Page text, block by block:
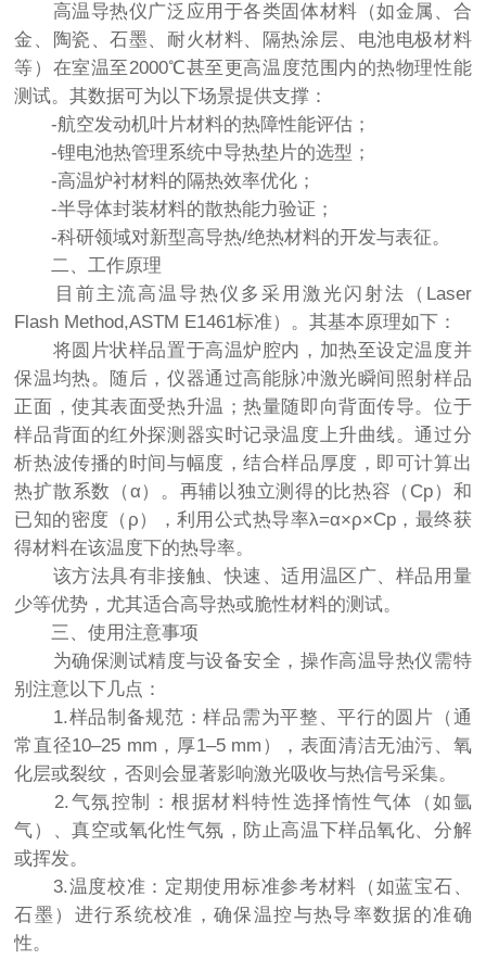
高温导热仪广泛应用于各类固体材料（如金属、合
金、陶瓷、石墨、耐火材料、隔热涂层、电池电极材料
等）在室温至2000℃甚至更高温度范围内的热物理性能
测试。其数据可为以下场景提供支撑：
-航空发动机叶片材料的热障性能评估；
-锂电池热管理系统中导热垫片的选型；
-高温炉衬材料的隔热效率优化；
-半导体封装材料的散热能力验证；
-科研领域对新型高导热/绝热材料的开发与表征。
二、工作原理
目前主流高温导热仪多采用激光闪射法（Laser
Flash Method,ASTM E1461标准）。其基本原理如下：
将圆片状样品置于高温炉腔内，加热至设定温度并
保温均热。随后，仪器通过高能脉冲激光瞬间照射样品
正面，使其表面受热升温；热量随即向背面传导。位于
样品背面的红外探测器实时记录温度上升曲线。通过分
析热波传播的时间与幅度，结合样品厚度，即可计算出
热扩散系数（α）。再辅以独立测得的比热容（Cp）和
已知的密度（ρ），利用公式热导率λ=α×ρ×Cp，最终获
得材料在该温度下的热导率。
该方法具有非接触、快速、适用温区广、样品用量
少等优势，尤其适合高导热或脆性材料的测试。
三、使用注意事项
为确保测试精度与设备安全，操作高温导热仪需特
别注意以下几点：
1.样品制备规范：样品需为平整、平行的圆片（通
常直径10–25 mm，厚1–5 mm），表面清洁无油污、氧
化层或裂纹，否则会显著影响激光吸收与热信号采集。
2.气氛控制：根据材料特性选择惰性气体（如氩
气）、真空或氧化性气氛，防止高温下样品氧化、分解
或挥发。
3.温度校准：定期使用标准参考材料（如蓝宝石、
石墨）进行系统校准，确保温控与热导率数据的准确
性。